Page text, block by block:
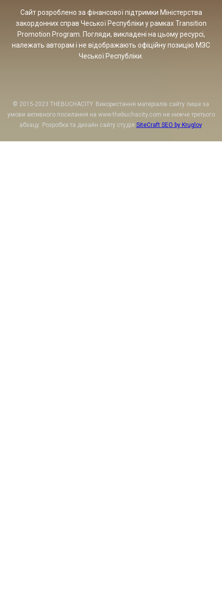
Сайт розроблено за фінансової підтримки Міністерства
закордонних справ Чеської Республіки у рамках Transition
Promotion Program. Погляди, викладені на цьому ресурсі,
належать авторам і не відображають офіційну позицію МЗС
Чеської Республіки.
© 2015-2023 THEBUCHACITY. Використання матеріалів сайту лише за
умови активного посилання на www.thebuchacity.com не нижче третього
абзацу. Розробка та дизайн сайту студія SiteCraft SEO by Kruglov.